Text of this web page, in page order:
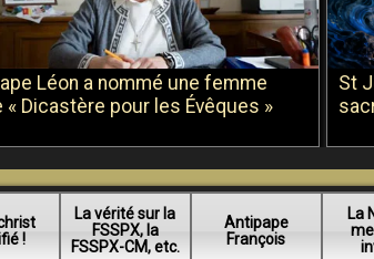
Léon a nommé une femme
« Dicastère pour les Évêques »
St
!
La vérité sur la
FSSPX, la
FSSPX-CM, etc.
Antipape
François
La